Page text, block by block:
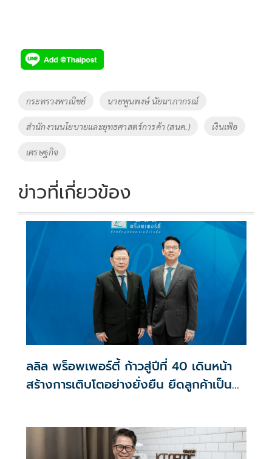
Tags
กระทรวงพาณิชย์ นายพูนพงษ์ นัยนาภากรณ์
สำนักงานนโยบายและยุทธศาสตร์การค้า (สนค.) เงินเฟ้อ
เศรษฐกิจ
ข่าวที่เกี่ยวข้อง
ลลิล พร็อพเพอร์ตี้ ก้าวสู่ปีที่ 40 เดินหน้า
สร้างการเติบโตอย่างยั่งยืน ยึดลูกค้าเป็น